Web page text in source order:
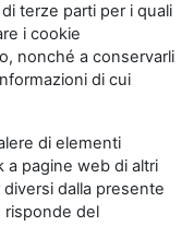
terze parti per i quali
i cookie
nonché a conservarli
di cui
di elementi
a pagine web di altri
dalla presente
risponde del